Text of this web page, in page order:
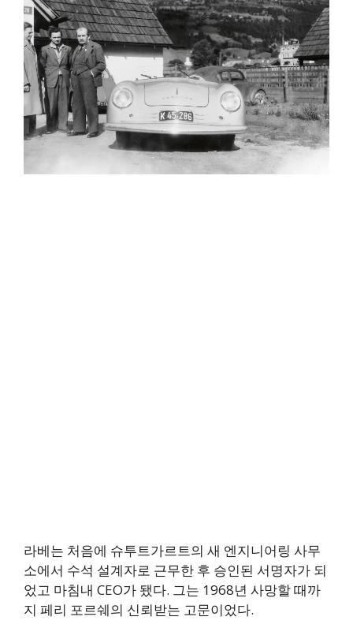
라베는 처음에 슈투트가르트의 새 엔지니어링 사무
소에서 수석 설계자로 근무한 후 승인된 서명자가 되
었고 마침내 CEO가 됐다. 그는 1968년 사망할 때까
지 페리 포르쉐의 신뢰받는 고문이었다.